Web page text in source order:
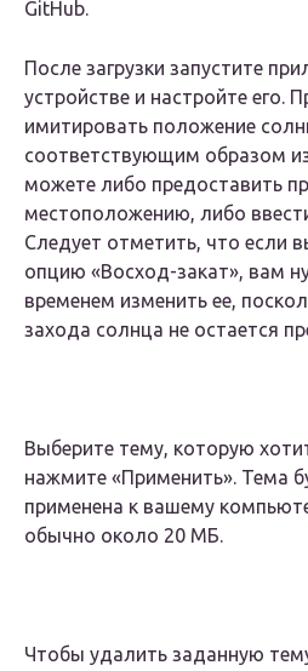
GitHub.
После загрузки запустите
устройстве и настройте его.
имитировать положение
соответствующим образом
можете либо предоставить
местоположению, либо
Следует отметить, что если
опцию «Восход-закат», вам
временем изменить ее,
захода солнца не остается
Выберите тему, которую
нажмите «Применить». Тема
применена к вашему
обычно около 20 МБ.
Чтобы удалить заданную